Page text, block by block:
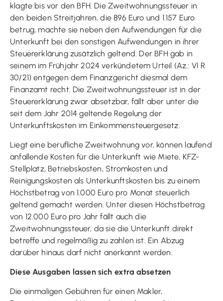
klagte bis vor den BFH. Die Zweitwohnungssteuer in
den beiden Streitjahren, die 896 Euro und 1.157 Euro
betrug, machte sie neben den Aufwendungen für die
Unterkunft bei den sonstigen Aufwendungen in ihrer
Steuererklärung zusätzlich geltend. Der BFH gab in
seinem im Frühjahr 2024 verkündetem Urteil (Az.: VI R
30/21) entgegen dem Finanzgericht diesmal dem
Finanzamt recht. Die Zweitwohnungssteuer ist in der
Steuererklärung zwar absetzbar, fällt aber unter die
seit dem Jahr 2014 geltende Regelung der
Unterkunftskosten im Einkommensteuergesetz.
Liegt eine berufliche Zweitwohnung vor, können laufend
anfallende Kosten für die Unterkunft wie Miete, KFZ-
Stellplatz, Betriebskosten, Stromkosten und
Reinigungskosten als Unterkunftskosten bis zu einem
Höchstbetrag von 1.000 Euro pro Monat steuerlich
geltend gemacht werden. Unter diesen Höchstbetrag
von 12.000 Euro pro Jahr fällt auch die
Zweitwohnungssteuer, da sie die Unterkunft direkt
betreffe und regelmäßig zu zahlen ist. Ein Abzug
darüber hinaus darf nicht anerkannt werden.
Diese Ausgaben lassen sich extra absetzen
Die einmaligen Gebühren für einen Makler,